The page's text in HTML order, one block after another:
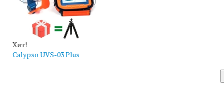
Хит!
Calypso UVS-03 Plus